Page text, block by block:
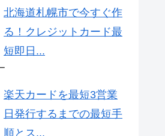
北海道札幌市で今すぐ作
る！クレジットカード最
短即日...
楽天カードを最短3営業
日発行するまでの最短手
順とス...